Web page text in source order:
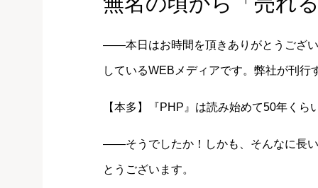
――本日はお時間を頂きありがとうござ
しているWEBメディアです。弊社が刊
【本多】『PHP』は読み始めて50年く
――そうでしたか！しかも、そんなに長
とうございます。